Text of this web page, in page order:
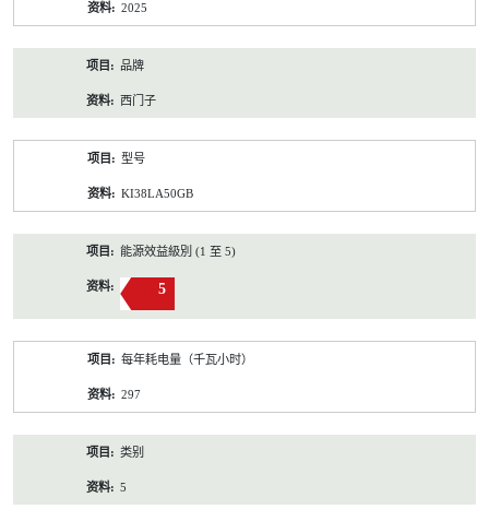
2025
品牌
西门子
型号
KI38LA50GB
能源效益級別 (1 至 5)
5
每年耗电量（千瓦小时）
297
类别
5